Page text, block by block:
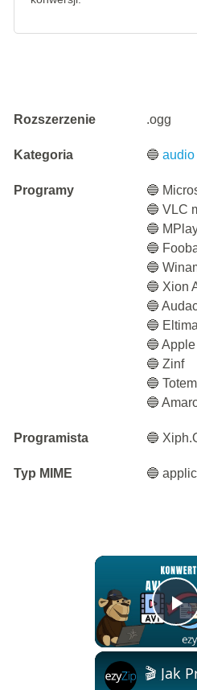
Rozszerzenie .ogg
Kategoria 🔵audio
Programy
🔵
🔵 VLC
🔵
🔵
🔵
🔵 Xion
🔵
🔵
🔵
🔵 Zinf
🔵 Totem
🔵
Programista 🔵
Typ MIME 🔵